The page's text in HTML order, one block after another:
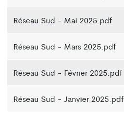
Réseau Sud - Mai 2025.pdf
Réseau Sud - Mars 2025.pdf
Réseau Sud - Février 2025.pdf
Réseau Sud - Janvier 2025.pdf